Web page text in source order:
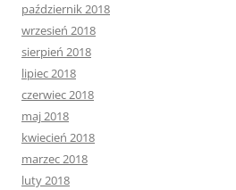
październik 2018
wrzesień 2018
sierpień 2018
lipiec 2018
czerwiec 2018
maj 2018
kwiecień 2018
marzec 2018
luty 2018